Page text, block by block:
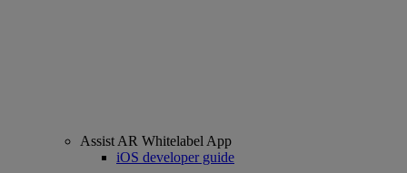
Assist AR Whitelabel App
iOS developer guide